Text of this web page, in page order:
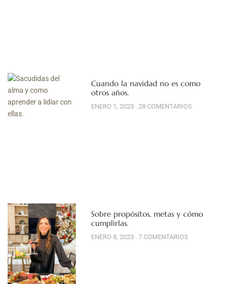
Cuando la navidad no es como
otros años.
ENERO 1, 2023 28 COMENTARIOS
Sobre propósitos, metas y cómo
cumplirlas.
ENERO 8, 2023 7 COMENTARIOS